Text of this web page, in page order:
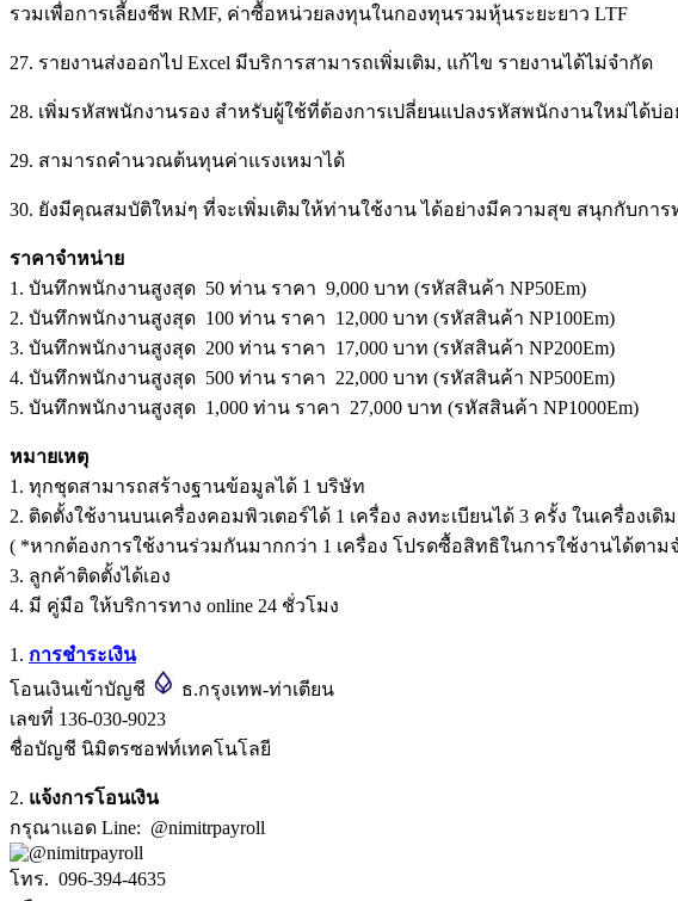
รวมเพื่อการเลี้ยงชีพ RMF, ค่าซื้อหน่วยลงทุนในกองทุนรวมหุ้นระยะยาว LTF
27. รายงานส่งออกไป Excel มีบริการสามารถเพิ่มเติม, แก้ไข รายงานได้ไม่จำกัด
28. เพิ่มรหัสพนักงานรอง สำหรับผู้ใช้ที่ต้องการเปลี่ยนแปลงรหัสพนักงานใหม่ได้
29. สามารถคำนวณต้นทุนค่าแรงเหมาได้
30. ยังมีคุณสมบัติใหม่ๆ ที่จะเพิ่มเติมให้ท่านใช้งาน ได้อย่างมีความสุข สนุกกับการ
ราคาจำหน่าย
1. บันทึกพนักงานสูงสุด 50 ท่าน ราคา 9,000 บาท (รหัสสินค้า NP50Em)
2. บันทึกพนักงานสูงสุด 100 ท่าน ราคา 12,000 บาท (รหัสสินค้า NP100Em)
3. บันทึกพนักงานสูงสุด 200 ท่าน ราคา 17,000 บาท (รหัสสินค้า NP200Em)
4. บันทึกพนักงานสูงสุด 500 ท่าน ราคา 22,000 บาท (รหัสสินค้า NP500Em)
5. บันทึกพนักงานสูงสุด 1,000 ท่าน ราคา 27,000 บาท (รหัสสินค้า NP1000Em)
หมายเหตุ
1. ทุกชุดสามารถสร้างฐานข้อมูลได้ 1 บริษัท
2. ติดตั้งใช้งานบนเครื่องคอมพิวเตอร์ได้ 1 เครื่อง ลงทะเบียนได้ 3 ครั้ง ในเครื่องเดิ
( *หากต้องการใช้งานร่วมกันมากกว่า 1 เครื่อง โปรดซื้อสิทธิในการใช้งานได้ตาม
3. ลูกค้าติดตั้งได้เอง
4. มี คู่มือ ให้บริการทาง online 24 ชั่วโมง
1. การชำระเงิน
โอนเงินเข้าบัญชี
ธ.กรุงเทพ-ท่าเตียน
เลขที่ 136-030-9023
ชื่อบัญชี นิมิตรซอฟท์เทคโนโลยี
2. แจ้งการโอนเงิน
กรุณาแอด Line: @nimitrpayroll
โทร. 096-394-4635